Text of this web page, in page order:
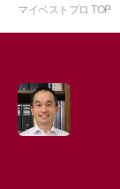
マイベストプロ TOP